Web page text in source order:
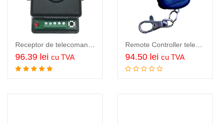
Adauga in cos
96.39 lei cu TVA
Adauga in cos
94.50 lei cu TVA